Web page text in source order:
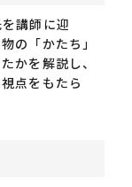
講師に迎
の「かたち」
かを解説し、
点をもたら